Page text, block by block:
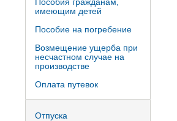
имеющим детей
Пособие на погребение
Возмещение ущерба при
несчастном случае на
производстве
Оплата путевок
Отпуска